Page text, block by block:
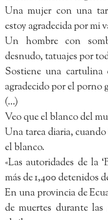
Una mujer con una
estoy agradecida por mi
Un hombre con
desnudo, tatuajes por
Sostiene una
agradecido por el porno
(…)
Veo que el blanco del
Una tarea diaria,
el blanco.
«Las autoridades de la
más de 1,400 detenidos
En una provincia de
de muertes durante las